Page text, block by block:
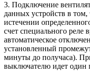
3. Подключение
данных устройств в
истечении
счет специального реле
автоматическое
установленный
минуты до получаса).
выключателю идет один